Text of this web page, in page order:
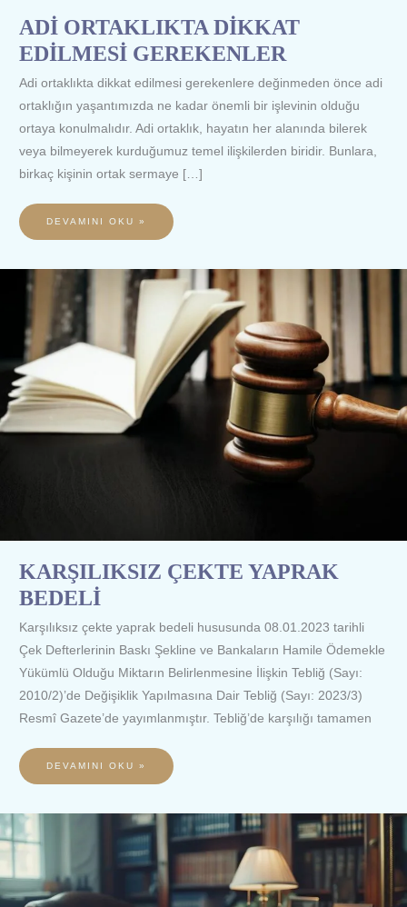
ADİ ORTAKLIKTA DİKKAT
EDİLMESİ GEREKENLER
Adi ortaklıkta dikkat edilmesi gerekenlere değinmeden önce adi
ortaklığın yaşantımızda ne kadar önemli bir işlevinin olduğu
ortaya konulmalıdır. Adi ortaklık, hayatın her alanında bilerek
veya bilmeyerek kurduğumuz temel ilişkilerden biridir. Bunlara,
birkaç kişinin ortak sermaye […]
DEVAMINI OKU »
KARŞILIKSIZ ÇEKTE YAPRAK
BEDELİ
Karşılıksız çekte yaprak bedeli hususunda 08.01.2023 tarihli
Çek Defterlerinin Baskı Şekline ve Bankaların Hamile Ödemekle
Yükümlü Olduğu Miktarın Belirlenmesine İlişkin Tebliğ (Sayı:
2010/2)’de Değişiklik Yapılmasına Dair Tebliğ (Sayı: 2023/3)
Resmî Gazete’de yayımlanmıştır. Tebliğ’de karşılığı tamamen
KARŞILIKSIZ
ÇEKTE
YAPRAK
BEDELİ
DEVAMINI OKU »
TİCARET